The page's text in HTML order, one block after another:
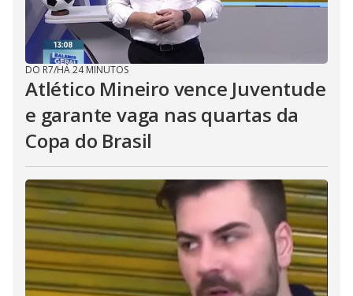
DO R7/HÁ 24 MINUTOS
Atlético Mineiro vence Juventude
e garante vaga nas quartas da
Copa do Brasil